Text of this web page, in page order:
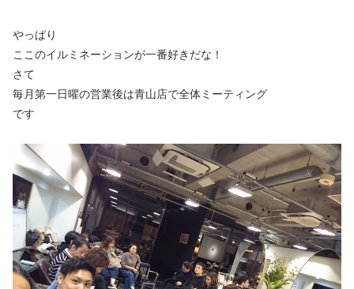
やっぱり
ここのイルミネーションが一番好きだな！
さて
毎月第一日曜の営業後は青山店で全体ミーティング
です